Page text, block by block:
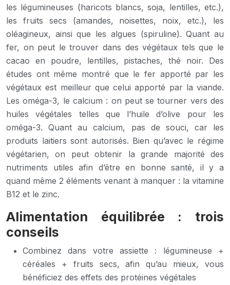
les légumineuses (haricots blancs, soja, lentilles, etc.),
les fruits secs (amandes, noisettes, noix, etc.), les
oléagineux, ainsi que les algues (spiruline). Quant au
fer, on peut le trouver dans des végétaux tels que le
cacao en poudre, lentilles, pistaches, thé noir. Des
études ont même montré que le fer apporté par les
végétaux est meilleur que celui apporté par la viande.
Les oméga-3, le calcium : on peut se tourner vers des
huiles végétales telles que l’huile d’olive pour les
oméga-3. Quant au calcium, pas de souci, car les
produits laitiers sont autorisés. Bien qu’avec le régime
végétarien, on peut obtenir la grande majorité des
nutriments utiles afin d’être en bonne santé, il y a
quand même 2 éléments venant à manquer : la vitamine
B12 et le zinc.
Alimentation équilibrée : trois
conseils
Combinez dans votre assiette : légumineuse +
céréales + fruits secs, afin qu’au mieux, vous
bénéficiez des effets des protéines végétales